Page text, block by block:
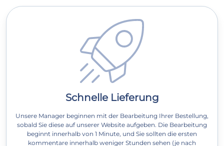
Schnelle Lieferung
Unsere Manager beginnen mit der Bearbeitung Ihrer Bestellung,
sobald Sie diese auf unserer Website aufgeben. Die Bearbeitung
beginnt innerhalb von 1 Minute, und Sie sollten die ersten
kommentare innerhalb weniger Stunden sehen (je nach